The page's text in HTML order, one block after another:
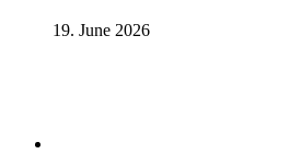
19. June 2026